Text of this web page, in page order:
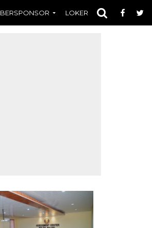
BERSPONSOR LOKER OPINI